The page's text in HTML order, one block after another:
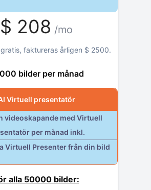
$ 208 /mo
faktureras årligen $ 2500.
bilder per månad
Virtuell presentatör
videoskapande med Virtuell
per månad inkl.
Virtuell Presenter från din bild
alla 50000 bilder: